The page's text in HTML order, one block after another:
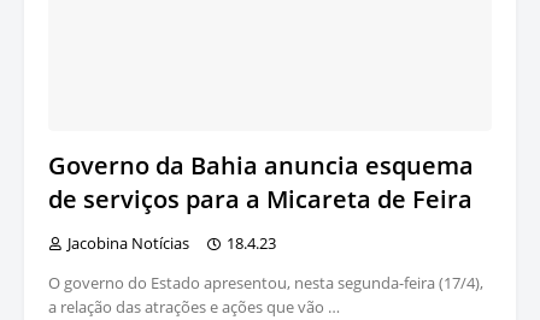
Governo da Bahia anuncia esquema
de serviços para a Micareta de Feira
Jacobina Notícias
18.4.23
O governo do Estado apresentou, nesta segunda-feira (17/4),
a relação das atrações e ações que vão …